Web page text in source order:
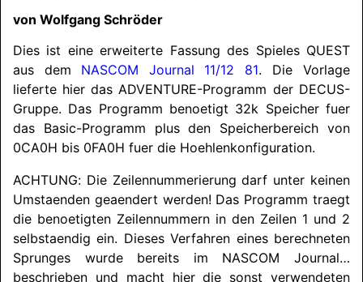
von Wolfgang Schröder
Dies ist eine erweiterte Fassung des Spieles QUEST
aus dem NASCOM Journal 11/12 81. Die Vorlage
lieferte hier das ADVENTURE-Programm der DECUS-
Gruppe. Das Programm benoetigt 32k Speicher fuer
das Basic-Programm plus den Speicherbereich von
0CA0H bis 0FA0H fuer die Hoehlenkonfiguration.
ACHTUNG: Die Zeilennummerierung darf unter keinen
Umstaenden geaendert werden! Das Programm traegt
die benoetigten Zeilennummern in den Zeilen 1 und 2
selbstaendig ein. Dieses Verfahren eines berechneten
Sprunges wurde bereits im NASCOM Journal…
beschrieben und macht hier die sonst verwendeten